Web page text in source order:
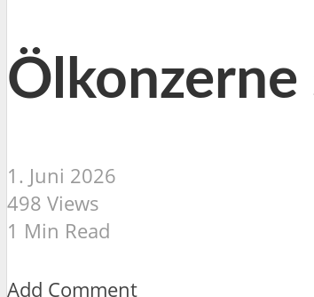
1. Juni 2026
498 Views
1 Min Read
Add Comment